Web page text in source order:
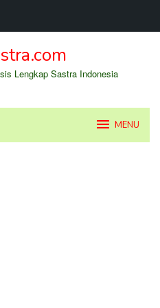
Lengkap Sastra Indonesia
MENU